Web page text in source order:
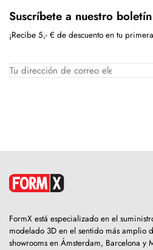
Suscríbete a nuestro boletín
¡Recibe 5,- € de descuento en tu
FormX está especializado en el
modelado 3D en el sentido más amplio
showrooms en Ámsterdam, Barcelona y